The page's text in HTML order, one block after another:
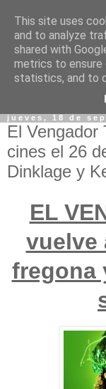
jueves, 18 de
El Vengador
cines el 26
Dinklage y
EL
vuelve
fregona
This site uses
and to analyze
shared with
metrics to ensure
statistics, and to